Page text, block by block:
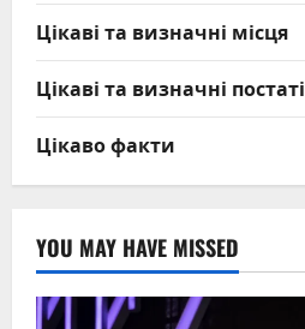
Цікаві та визначні місця
Цікаві та визначні постаті
Цікаво факти
YOU MAY HAVE MISSED